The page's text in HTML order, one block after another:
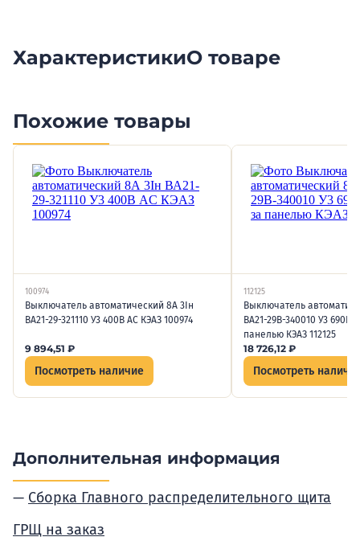
ХарактеристикиО товаре
Похожие товары
100974
Выключатель автоматический 8А 3Iн
ВА21-29-321110 У3 400В AC КЭАЗ 100974
9 894,51 ₽
Посмотреть наличие
112125
Выключатель
ВА21-29В-340010 У3 690В
панелью КЭАЗ 112125
18 726,12 ₽
Посмотреть
Дополнительная информация
Сборка Главного распределительного щита
ГРЩ на заказ